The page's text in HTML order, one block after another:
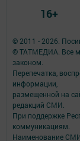
© 2011 - 2026.
© ТАТМЕДИА. Все
законом.
Перепечатка,
информации,
размещенной на
редакций СМИ.
При поддержке
коммуникациям.
Наименование
16+